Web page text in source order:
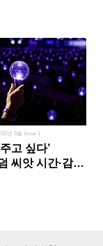
년 8월 Issue 1
고 싶다’
씨앗 시간·감정